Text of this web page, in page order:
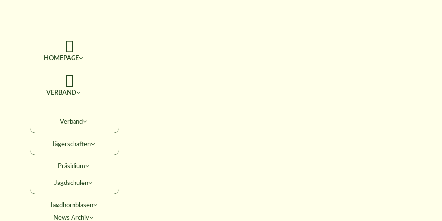
HOMEPAGE
VERBAND
Verband
Jägerschaften
Präsidium
TERMINE
JAGD & NATUR
Jagdschulen
Jagdhornblasen
SERVICE
News Archiv
AKTIVITÄTEN